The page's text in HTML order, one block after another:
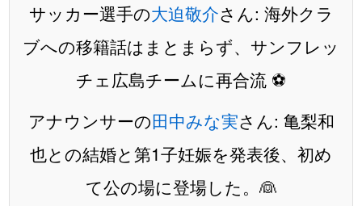
サッカー選手の大迫敬介さん: 海外クラ
ブへの移籍話はまとまらず、サンフレッ
チェ広島チームに再合流 ⚽️
アナウンサーの田中みな実さん: 亀梨和
也との結婚と第1子妊娠を発表後、初め
て公の場に登場した。👰